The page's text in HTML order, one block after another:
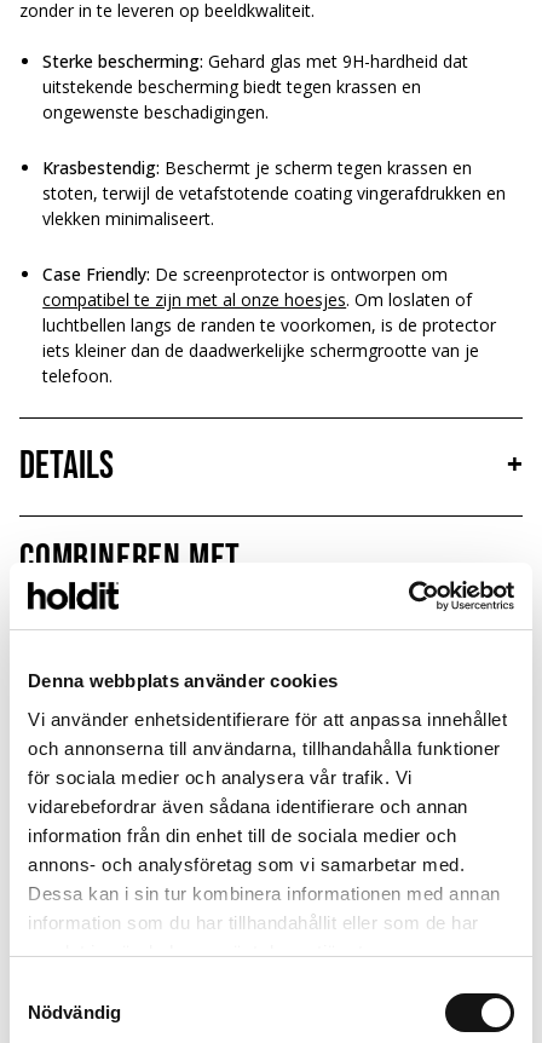
Denna webbplats använder cookies
Vi använder enhetsidentifierare för att anpassa innehållet
och annonserna till användarna, tillhandahålla funktioner
för sociala medier och analysera vår trafik. Vi
vidarebefordrar även sådana identifierare och annan
information från din enhet till de sociala medier och
annons- och analysföretag som vi samarbetar med.
Dessa kan i sin tur kombinera informationen med annan
information som du har tillhandahållit eller som de har
samlat in när du har använt deras tjänster.
Nödvändig
zonder in te leveren op beeldkwaliteit.
Sterke bescherming: Gehard glas met 9H-hardheid dat
uitstekende bescherming biedt tegen krassen en
ongewenste beschadigingen.
Krasbestendig: Beschermt je scherm tegen krassen en
stoten, terwijl de vetafstotende coating vingerafdrukken en
vlekken minimaliseert.
Case Friendly: De screenprotector is ontworpen om
compatibel te zijn met al onze hoesjes. Om loslaten of
luchtbellen langs de randen te voorkomen, is de protector
iets kleiner dan de daadwerkelijke schermgrootte van je
telefoon.
Details
+
Combineren met
Wavy Case
299 SEK
MagSafe Fit
Transparent Case